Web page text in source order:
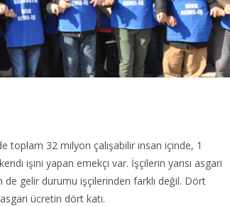
toplam 32 milyon çalışabilir insan içinde, 1
işini yapan emekçi var. İşçilerin yarısı asgari
de gelir durumu işçilerinden farklı değil. Dört
ücretin dört katı.